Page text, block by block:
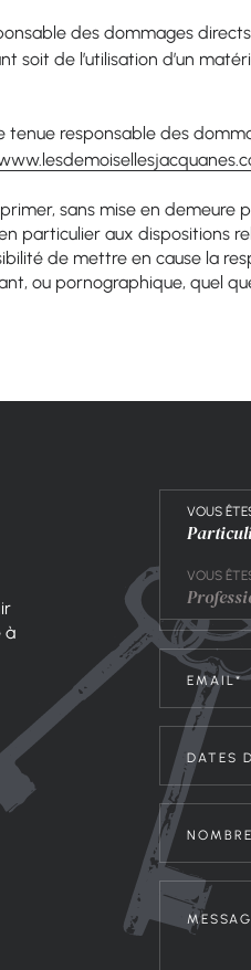
des dommages
soit de l’utilisation d’un
tenue responsable des
sans mise en
particulier aux dispositions
de mettre en cause la
ou pornographique, quel
à
VOUS
VOUS